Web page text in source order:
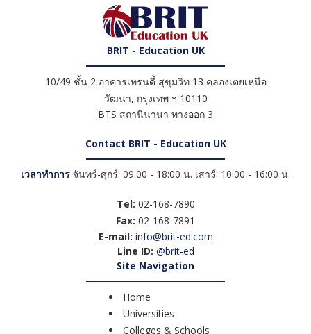
BRIT - Education UK
10/49 ชั้น 2 อาคารเทรนดี้ สุขุมวิท 13 คลองเตยเหนือ
วัฒนา, กรุงเทพ ฯ 10110
BTS สถานีนานา ทางออก 3
Contact BRIT - Education UK
เวลาทำการ จันทร์-ศุกร์: 09:00 - 18:00 น. เสาร์: 10:00 - 16:00 น.
Tel: 02-168-7890
Fax: 02-168-7891
E-mail: info@brit-ed.com
Line ID: @brit-ed
Site Navigation
Home
Universities
Colleges & Schools